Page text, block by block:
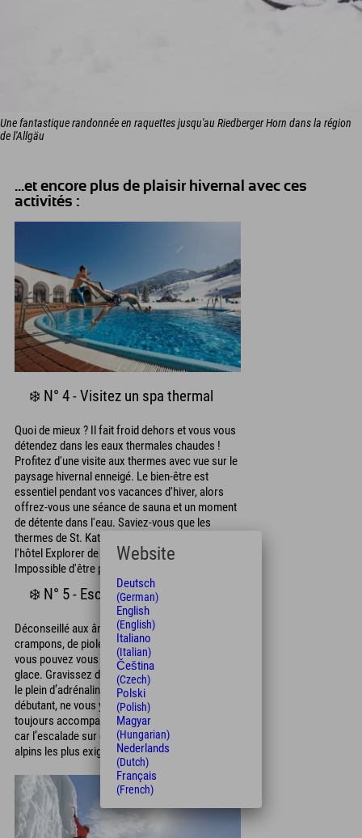
Une fantastique randonnée en raquettes jusqu'au Riedberger Horn dans la région
de l'Allgäu
...et encore plus de plaisir hivernal avec ces
activités :
❄️ N° 4 - Visitez un spa thermal
Quoi de mieux ? Il fait froid dehors et vous vous
détendez dans les eaux thermales chaudes !
Profitez d'une visite aux thermes avec vue sur le
paysage hivernal enneigé. Le bien-être est
essentiel pendant vos vacances d'hiver, alors
offrez-vous une séance de sauna et un moment
de détente dans l'eau. Saviez-vous que les
thermes de St. Kathrein sont juste en face de
l'hôtel Explorer de Bad Kleinkirchheim ?
Impossible d'être plus près !
❄️ N° 5 - Escalade sur glace
Déconseillé aux âmes sensibles ! Équipé de
crampons, de piolets et de broches à glace,
vous pouvez vous essayer à l’escalade sur
glace. Gravissez des cascades gelées et faites
le plein d’adrénaline. Attention ! Si vous êtes
débutant, ne vous y aventurez pas seul ; soyez
toujours accompagné d’un guide de montagne,
car l’escalade sur glace est l’un des sports
alpins les plus exigeants.
Website
Deutsch
(German)
English
(English)
Italiano
(Italian)
Čeština
(Czech)
Polski
(Polish)
Magyar
(Hungarian)
Nederlands
(Dutch)
Français
(French)